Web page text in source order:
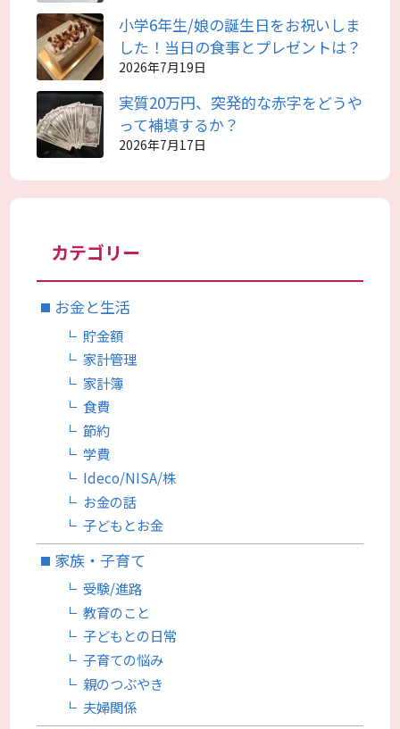
小学6年生/娘の誕生日をお祝いしま
した！当日の食事とプレゼントは？
2026年7月19日
実質20万円、突発的な赤字をどうや
って補填するか？
2026年7月17日
カテゴリー
お金と生活
貯金額
家計管理
家計簿
食費
節約
学費
Ideco/NISA/株
お金の話
子どもとお金
家族・子育て
受験/進路
教育のこと
子どもとの日常
子育ての悩み
親のつぶやき
夫婦関係